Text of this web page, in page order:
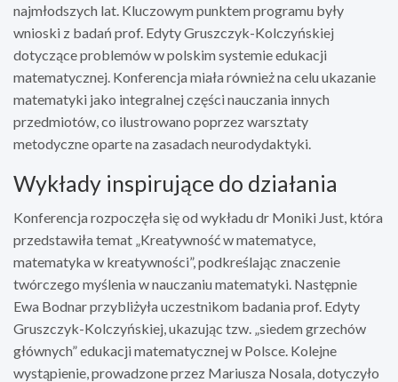
najmłodszych lat. Kluczowym punktem programu były
wnioski z badań prof. Edyty Gruszczyk-Kolczyńskiej
dotyczące problemów w polskim systemie edukacji
matematycznej. Konferencja miała również na celu ukazanie
matematyki jako integralnej części nauczania innych
przedmiotów, co ilustrowano poprzez warsztaty
metodyczne oparte na zasadach neurodydaktyki.
Wykłady inspirujące do działania
Konferencja rozpoczęła się od wykładu dr Moniki Just, która
przedstawiła temat „Kreatywność w matematyce,
matematyka w kreatywności”, podkreślając znaczenie
twórczego myślenia w nauczaniu matematyki. Następnie
Ewa Bodnar przybliżyła uczestnikom badania prof. Edyty
Gruszczyk-Kolczyńskiej, ukazując tzw. „siedem grzechów
głównych” edukacji matematycznej w Polsce. Kolejne
wystąpienie, prowadzone przez Mariusza Nosala, dotyczyło